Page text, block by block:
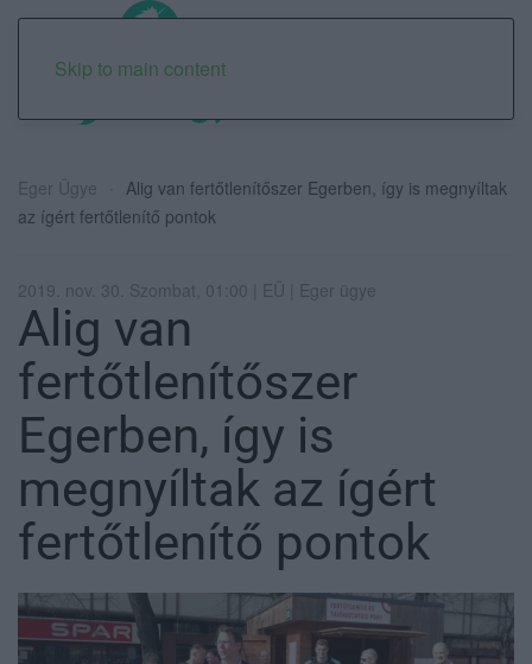
Skip to main content
Eger Ügye
Alig van fertőtlenítőszer Egerben, így is megnyíltak
az ígért fertőtlenítő pontok
2019. nov. 30. Szombat, 01:00 | EÜ | Eger ügye
Alig van
fertőtlenítőszer
Egerben, így is
megnyíltak az ígért
fertőtlenítő pontok